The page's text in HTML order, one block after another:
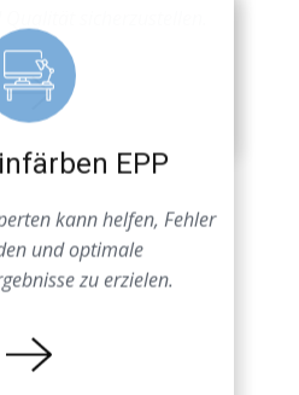
EPP
kann helfen, Fehler
und optimale
zu erzielen.